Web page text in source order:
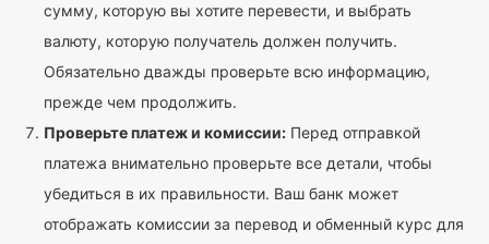
сумму, которую вы хотите перевести, и выбрать
валюту, которую получатель должен получить.
Обязательно дважды проверьте всю информацию,
прежде чем продолжить.
Проверьте платеж и комиссии: Перед отправкой
платежа внимательно проверьте все детали, чтобы
убедиться в их правильности. Ваш банк может
отображать комиссии за перевод и обменный курс для